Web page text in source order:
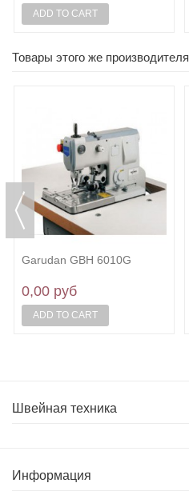
ADD TO CART
Товары этого же производителя
Garudan GBH 6010G
0,00 руб
ADD TO CART
Швейная техника
Информация